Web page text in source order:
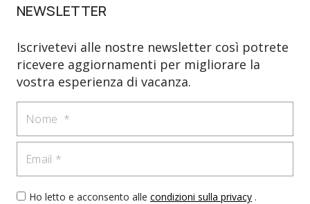
NEWSLETTER
Iscrivetevi alle nostre newsletter così potrete
ricevere aggiornamenti per migliorare la
vostra esperienza di vacanza.
Ho letto e acconsento alle condizioni sulla privacy .